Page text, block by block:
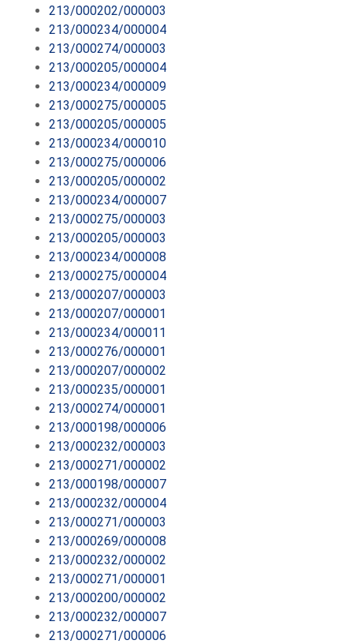
213/000202/000003
213/000234/000004
213/000274/000003
213/000205/000004
213/000234/000009
213/000275/000005
213/000205/000005
213/000234/000010
213/000275/000006
213/000205/000002
213/000234/000007
213/000275/000003
213/000205/000003
213/000234/000008
213/000275/000004
213/000207/000003
213/000207/000001
213/000234/000011
213/000276/000001
213/000207/000002
213/000235/000001
213/000274/000001
213/000198/000006
213/000232/000003
213/000271/000002
213/000198/000007
213/000232/000004
213/000271/000003
213/000269/000008
213/000232/000002
213/000271/000001
213/000200/000002
213/000232/000007
213/000271/000006